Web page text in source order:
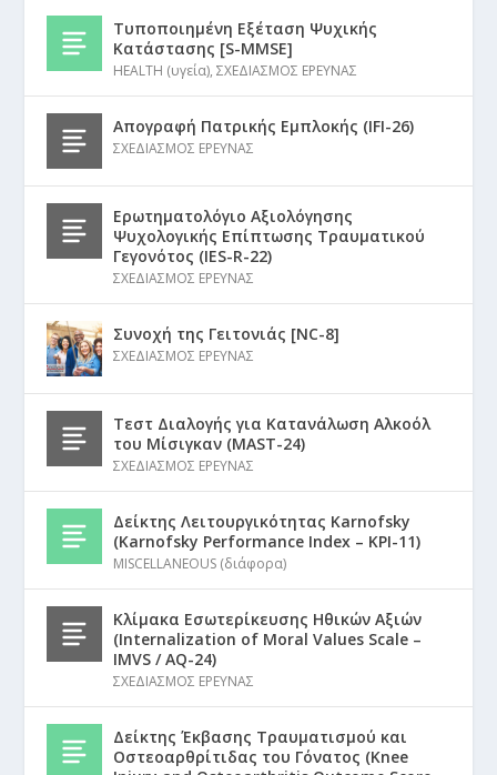
Τυποποιημένη Εξέταση Ψυχικής
Κατάστασης [S-MMSE]
HEALTH (υγεία),ΣΧΕΔΙΑΣΜΟΣ ΕΡΕΥΝΑΣ
Απογραφή Πατρικής Εμπλοκής (IFI-26)
ΣΧΕΔΙΑΣΜΟΣ ΕΡΕΥΝΑΣ
Ερωτηματολόγιο Αξιολόγησης
Ψυχολογικής Επίπτωσης Τραυματικού
Γεγονότος (IES-R-22)
ΣΧΕΔΙΑΣΜΟΣ ΕΡΕΥΝΑΣ
Συνοχή της Γειτονιάς [NC-8]
ΣΧΕΔΙΑΣΜΟΣ ΕΡΕΥΝΑΣ
Τεστ Διαλογής για Κατανάλωση Αλκοόλ
του Μίσιγκαν (MAST-24)
ΣΧΕΔΙΑΣΜΟΣ ΕΡΕΥΝΑΣ
Δείκτης Λειτουργικότητας Karnofsky
(Karnofsky Performance Index – KPI-11)
MISCELLANEOUS (διάφορα)
Κλίμακα Εσωτερίκευσης Ηθικών Αξιών
(Internalization of Moral Values Scale –
IMVS / AQ-24)
ΣΧΕΔΙΑΣΜΟΣ ΕΡΕΥΝΑΣ
Δείκτης Έκβασης Τραυματισμού και
Οστεοαρθρίτιδας του Γόνατος (Knee